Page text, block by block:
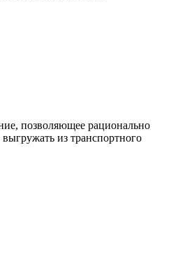
позволяющее рационально
из транспортного